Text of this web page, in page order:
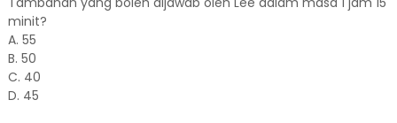
minit?
A. 55
B. 50
C. 40
D. 45